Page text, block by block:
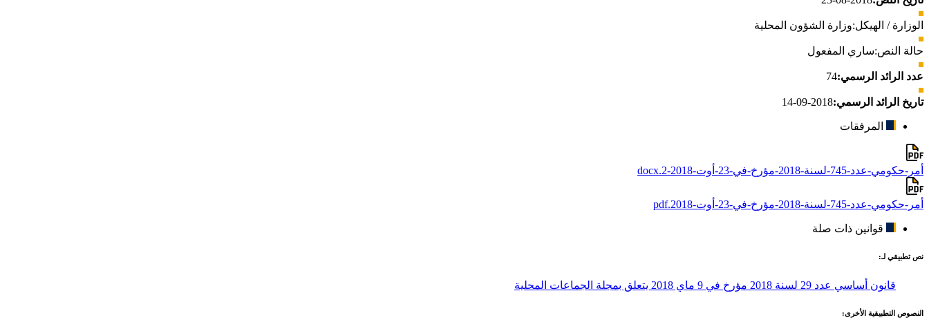
الوزارة / الهيكل:وزارة الشؤون المحلية
حالة النص:ساري المفعول
عدد الرائد الرسمي:74
تاريخ الرائد الرسمي:2018-09-14
المرفقات
أمر-حكومي-عدد-745-لسنة-2018-مؤرخ-في-23-أوت-2018-2.docx
أمر-حكومي-عدد-745-لسنة-2018-مؤرخ-في-23-أوت-2018.pdf
قوانين ذات صلة
نص تطبيقي لـ:
قانون أساسي عدد 29 لسنة 2018 مؤرخ في 9 ماي 2018 يتعلق بمجلة الجماعات المحلية
النصوص التطبيقية الأخرى: